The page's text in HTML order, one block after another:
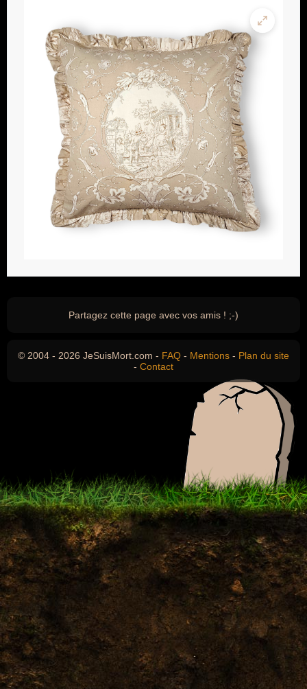
Partagez cette page avec vos amis ! ;-)
© 2004 - 2026 JeSuisMort.com - FAQ - Mentions - Plan du site
- Contact